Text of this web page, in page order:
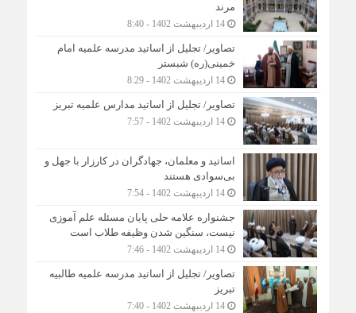
مرند
14 اردیبهشت 1402 - 8:40
تصاویر/ تجلیل از اساتید مدرسه علمیه امام
خمینی(ره) شبستر
14 اردیبهشت 1402 - 8:29
تصاویر/ تجلیل از اساتید مدارس علمیه تبریز
14 اردیبهشت 1402 - 7:57
اساتید و معلمان، جهادگران در کارزار با جهل و
بی‌سوادی هستند
14 اردیبهشت 1402 - 7:54
جشنواره علامه حلی پایان مسئله علم آموزی
نیست، سنگین شدن وظیفه طلاب است
14 اردیبهشت 1402 - 7:46
تصاویر/ تجلیل از اساتید مدرسه علمیه طالبیه
تبریز
14 اردیبهشت 1402 - 7:40